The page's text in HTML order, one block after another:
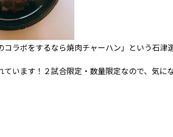
ラボをするなら焼肉チャーハン」という石津
います！２試合限定・数量限定なので、気に